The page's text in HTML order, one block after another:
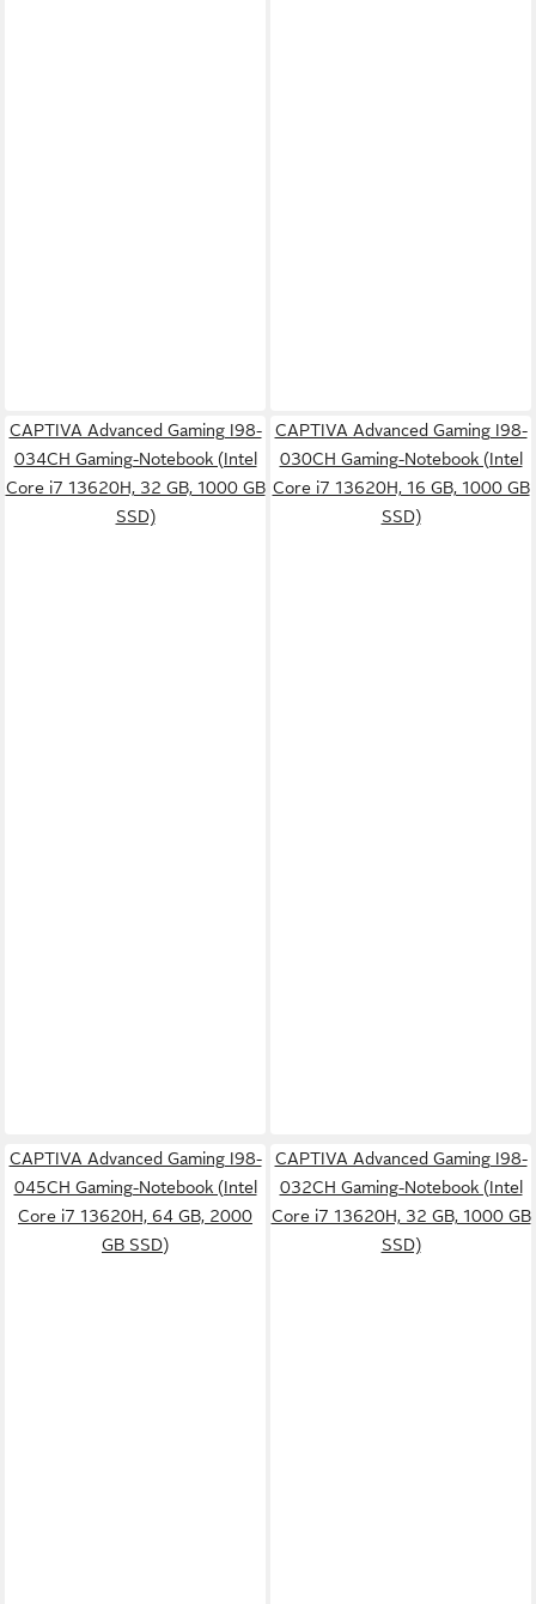
CAPTIVA Advanced Gaming I98-
034CH Gaming-Notebook (Intel
Core i7 13620H, 32 GB, 1000 GB
SSD)
CAPTIVA Advanced Gaming I98-
030CH Gaming-Notebook (Intel
Core i7 13620H, 16 GB, 1000 GB
SSD)
CAPTIVA Advanced Gaming I98-
045CH Gaming-Notebook (Intel
Core i7 13620H, 64 GB, 2000
GB SSD)
CAPTIVA Advanced Gaming I98-
032CH Gaming-Notebook (Intel
Core i7 13620H, 32 GB, 1000 GB
SSD)